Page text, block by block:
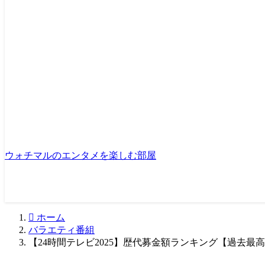
ウォチマルのエンタメを楽しむ部屋
ホーム
バラエティ番組
【24時間テレビ2025】歴代募金額ランキング【過去最